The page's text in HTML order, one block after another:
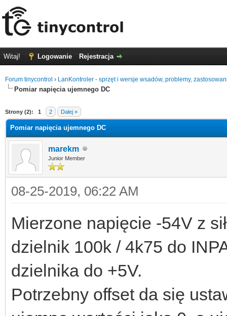
Witaj! Logowanie Rejestracja
Forum tinycontrol › LanKontroler - sprzęt i wersje wsadów, problemy,
Pomiar napięcia ujemnego DC
Strony (2): 1 2 Dalej »
Pomiar napięcia ujemnego DC
marekm
Junior Member
08-25-2019, 06:22 AM
Mierzone napięcie -54V z
dzielnik 100k / 4k75 do
dzielnika do +5V.
Potrzebny offset da się